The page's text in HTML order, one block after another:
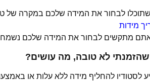
לבחור את המידה שלכם במקרה של
מידות
מתקשים לבחור את המידה שלכם נשמח
לא טובה, מה עושים?
לסטודיו להחליף מידה ללא עלות או